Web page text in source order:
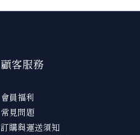
顧客服務
會員福利
常見問題
訂購與運送須知